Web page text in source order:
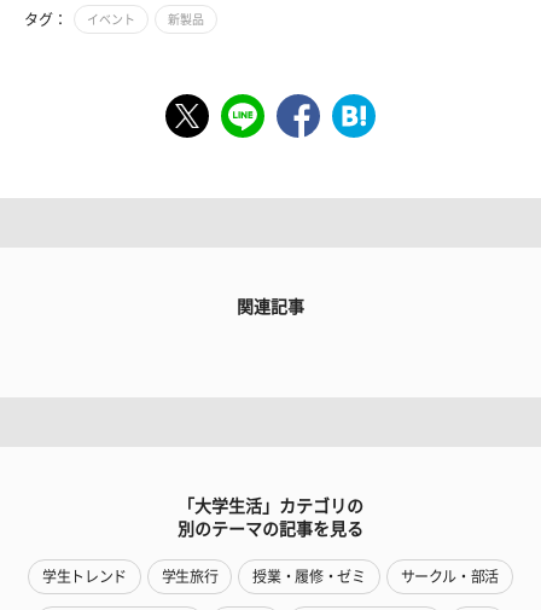
タグ： イベント 新製品
関連記事
「大学生活」カテゴリの
別のテーマの記事を見る
学生トレンド 学生旅行 授業・履修・ゼミ サークル・部活